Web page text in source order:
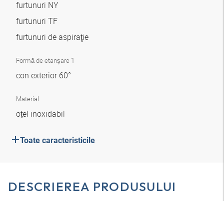
furtunuri NY
furtunuri TF
furtunuri de aspiraţie
Formă de etanşare 1
con exterior 60°
Material
oțel inoxidabil
Toate caracteristicile
DESCRIEREA PRODUSULUI